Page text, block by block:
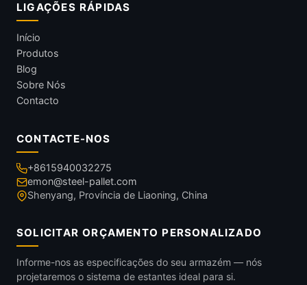
LIGAÇÕES RÁPIDAS
Início
Produtos
Blog
Sobre Nós
Contacto
CONTACTE-NOS
+8615940032275
emon@steel-pallet.com
Shenyang, Província de Liaoning, China
SOLICITAR ORÇAMENTO PERSONALIZADO
Informe-nos as especificações do seu armazém — nós
projetaremos o sistema de estantes ideal para si.